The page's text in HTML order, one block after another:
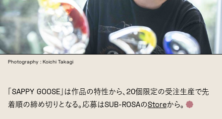
Photography : Koichi Takagi
「SAPPY GOOSE」は作品の特性から、20個限定の受注生産で先
着順の締め切りとなる。応募はSUB-ROSAのStoreから。